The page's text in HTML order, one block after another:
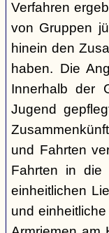
Verfahren
von Gruppen
hinein den
haben. Die
Innerhalb der
Jugend
und Fahrten
Fahrten in die
einheitlichen
und